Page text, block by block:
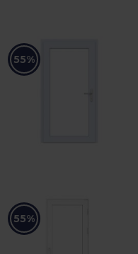
55%
55%